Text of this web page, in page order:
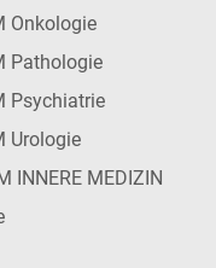
Onkologie
Pathologie
Psychiatrie
Urologie
INNERE MEDIZIN